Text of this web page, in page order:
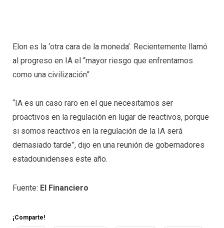
Elon es la ‘otra cara de la moneda’. Recientemente llamó
al progreso en IA el “mayor riesgo que enfrentamos
como una civilización”.
“IA es un caso raro en el que necesitamos ser
proactivos en la regulación en lugar de reactivos, porque
si somos reactivos en la regulación de la IA será
demasiado tarde”, dijo en una reunión de gobernadores
estadounidenses este año.
Fuente: El Financiero
¡Comparte!